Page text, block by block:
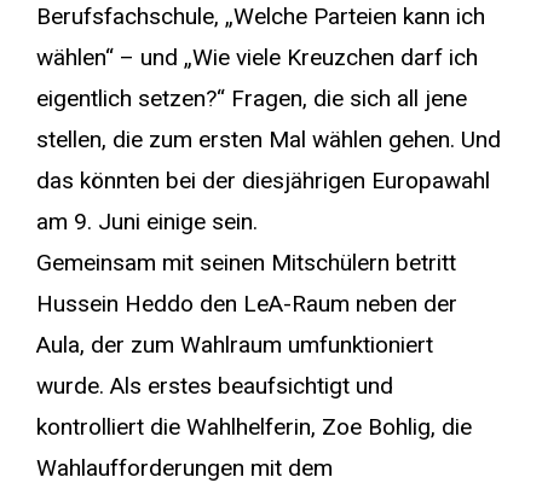
Berufsfachschule, „Welche Parteien kann ich
wählen“ – und „Wie viele Kreuzchen darf ich
eigentlich setzen?“ Fragen, die sich all jene
stellen, die zum ersten Mal wählen gehen. Und
das könnten bei der diesjährigen Europawahl
am 9. Juni einige sein.
Gemeinsam mit seinen Mitschülern betritt
Hussein Heddo den LeA-Raum neben der
Aula, der zum Wahlraum umfunktioniert
wurde. Als erstes beaufsichtigt und
kontrolliert die Wahlhelferin, Zoe Bohlig, die
Wahlaufforderungen mit dem